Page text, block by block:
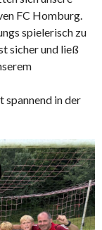
FC Homburg.
spielerisch zu
sicher und ließ
spannend in der